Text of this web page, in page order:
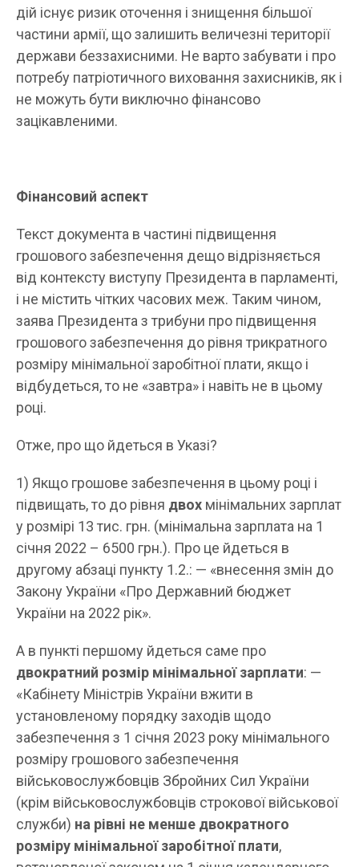
дій існує ризик оточення і знищення більшої
частини армії, що залишить величезні території
держави беззахисними. Не варто забувати і про
потребу патріотичного виховання захисників, як і
не можуть бути виключно фінансово
зацікавленими.
Фінансовий аспект
Текст документа в частині підвищення
грошового забезпечення дещо відрізняється
від контексту виступу Президента в парламенті,
і не містить чітких часових меж. Таким чином,
заява Президента з трибуни про підвищення
грошового забезпечення до рівня трикратного
розміру мінімальної заробітної плати, якщо і
відбудеться, то не «завтра» і навіть не в цьому
році.
Отже, про що йдеться в Указі?
1) Якщо грошове забезпечення в цьому році і
підвищать, то до рівня двох мінімальних зарплат
у розмірі 13 тис. грн. (мінімальна зарплата на 1
січня 2022 – 6500 грн.). Про це йдеться в
другому абзаці пункту 1.2.: — «внесення змін до
Закону України «Про Державний бюджет
України на 2022 рік».
А в пункті першому йдеться саме про
двократний розмір мінімальної зарплати: —
«Кабінету Міністрів України вжити в
установленому порядку заходів щодо
забезпечення з 1 січня 2023 року мінімального
розміру грошового забезпечення
військовослужбовців Збройних Сил України
(крім військовослужбовців строкової військової
служби) на рівні не менше двократного
розміру мінімальної заробітної плати,